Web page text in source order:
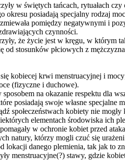
w świętych tańcach, rytuałach
okresu posiadają specjalny rodzaj
pomiędzy negatywnymi i
czynności.
że życie jest w kręgu, w którym
od stosunków płciowych z
kobiecej krwi menstruacyjnej i
(fizyczne i duchowe).
na okazanie respektu dla
posiadają swoje własne specjalne
społeczeństwach kobiety nie
elementach środowiska ich
w ochronie kobiet przed
natury, którzy mogli czuć się
lokacji danego plemienia, tak jak to
menstruacyjne(?) stawy, gdzie